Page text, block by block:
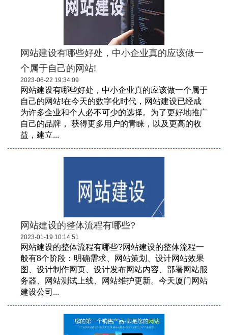
网站建设有哪些好处，中小企业真的应该做一
个属于自己的网站!
2023-06-22 19:34:09
网站建设有哪些好处，中小企业真的应该做一个属于
自己的网站!在今天的数字化时代，网站建设已经成
为许多企业和个人必不可少的选择。为了更好地推广
自己的品牌， 获得更多用户的青睐，以及更高的收
益，建立...
网站建设的整体流程有哪些?
2023-01-19 10:14:51
网站建设的整体流程有哪些?网站建设的整体流程一
般有8个阶段：明确需求、网站策划、设计网站效果
图、设计制作网页、设计发布网站内容、部署网站服
务器、网站测试上线、网站维护更新。今天厦门网站
建设公司...